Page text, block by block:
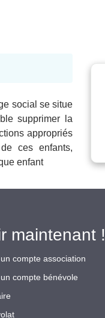
social se situe
supprimer la
appropriés
ces enfants,
enfant
maintenant !
compte association
compte bénévole